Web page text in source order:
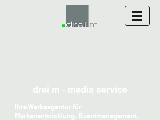
drei m - media service
Ihre Werbeagentur für
Markenentwicklung, Eventmanagement,